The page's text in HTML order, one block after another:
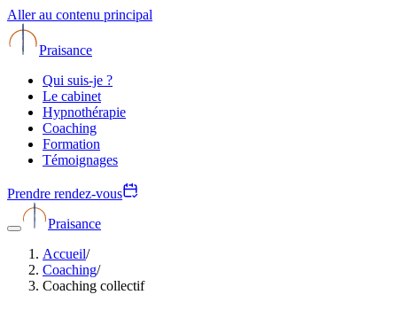
Aller au contenu principal
Praisance
Qui suis-je ?
Le cabinet
Hypnothérapie
Coaching
Formation
Témoignages
Prendre rendez-vous
Praisance
Accueil/
Coaching/
Coaching collectif